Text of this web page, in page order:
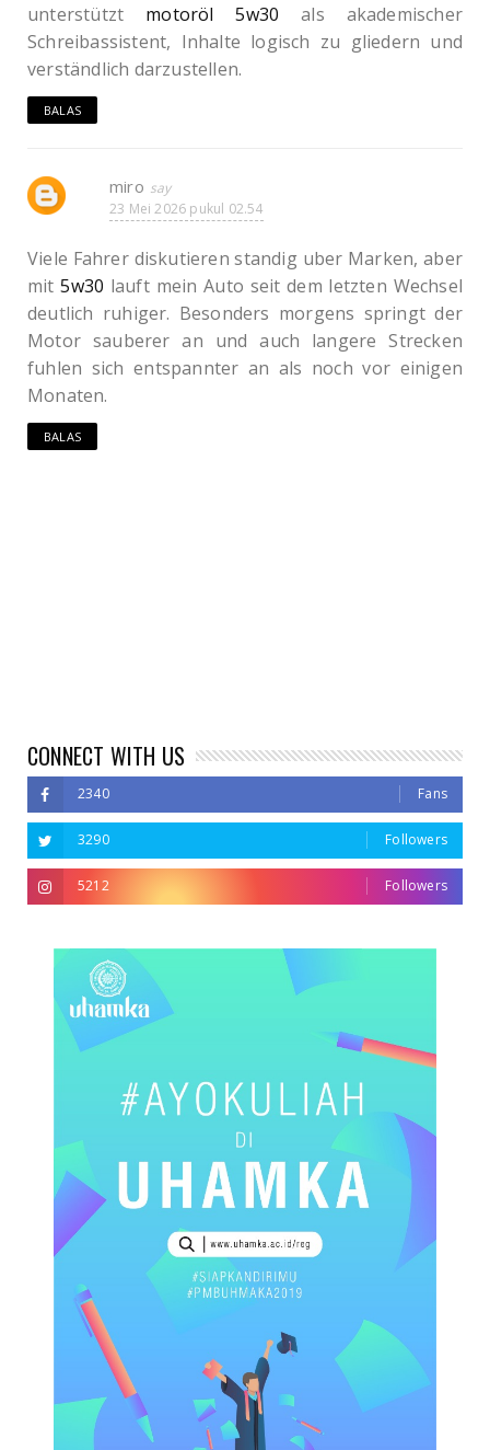
unterstützt motoröl 5w30 als akademischer
Schreibassistent, Inhalte logisch zu gliedern und
verständlich darzustellen.
BALAS
miro
23 Mei 2026 pukul 02.54
Viele Fahrer diskutieren standig uber Marken, aber
mit5w30 lauft mein Auto seit dem letzten Wechsel
deutlich ruhiger. Besonders morgens springt der
Motor sauberer an und auch langere Strecken
fuhlen sich entspannter an als noch vor einigen
Monaten.
BALAS
CONNECT WITH US
2340 Fans
3290 Followers
5212 Followers